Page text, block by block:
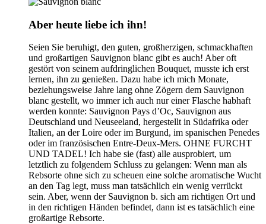
Aber heute liebe ich ihn!
Seien Sie beruhigt, den guten, großherzigen, schmackhaften
und großartigen Sauvignon blanc gibt es auch! Aber oft
gestört von seinem aufdringlichen Bouquet, musste ich erst
lernen, ihn zu genießen. Dazu habe ich mich Monate,
beziehungsweise Jahre lang ohne Zögern dem Sauvignon
blanc gestellt, wo immer ich auch nur einer Flasche habhaft
werden konnte: Sauvignon Pays d’Oc, Sauvignon aus
Deutschland und Neuseeland, hergestellt in Südafrika oder
Italien, an der Loire oder im Burgund, im spanischen Penedes
oder im französischen Entre-Deux-Mers. OHNE FURCHT
UND TADEL! Ich habe sie (fast) alle ausprobiert, um
letztlich zu folgendem Schluss zu gelangen: Wenn man als
Rebsorte ohne sich zu scheuen eine solche aromatische Wucht
an den Tag legt, muss man tatsächlich ein wenig verrückt
sein. Aber, wenn der Sauvignon b. sich am richtigen Ort und
in den richtigen Händen befindet, dann ist es tatsächlich eine
großartige Rebsorte.